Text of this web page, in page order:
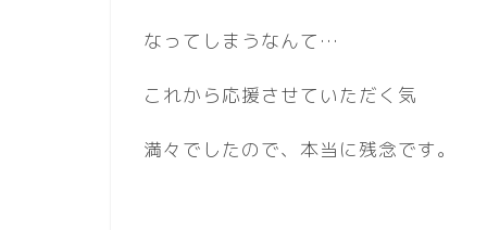
なってしまうなんて…
これから応援させていただく気
満々でしたので、本当に残念です。